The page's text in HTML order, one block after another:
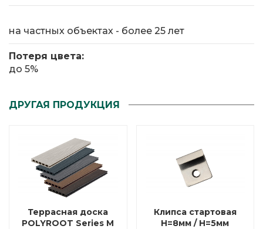
на частных объектах - более 25 лет
Потеря цвета:
до 5%
ДРУГАЯ ПРОДУКЦИЯ
Террасная доска
POLYROOT Series M
Клипса стартовая
Н=8мм / Н=5мм